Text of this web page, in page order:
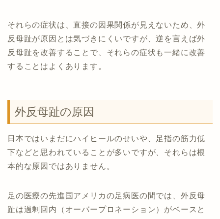
それらの症状は、直接の因果関係が見えないため、外
反母趾が原因とは気づきにくいですが、逆を言えば外
反母趾を改善することで、それらの症状も一緒に改善
することはよくあります。
外反母趾の原因
日本ではいまだにハイヒールのせいや、足指の筋力低
下などと思われていることが多いですが、それらは根
本的な原因ではありません。
足の医療の先進国アメリカの足病医の間では、外反母
趾は過剰回内（オーバープロネーション）がベースと